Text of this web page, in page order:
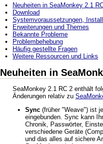
Neuheiten in SeaMonkey 2.1
Download
Systemvoraussetzungen,
Erweiterungen und Themes
Bekannte Probleme
Problembehebung
Häufig gestellte Fragen
Weitere Ressourcen und Links
Neuheiten in
SeaMonkey 2.1 RC 2 enthält
Änderungen relativ zu
Sync (früher "Weave") ist
eingebunden. Sync kann
Chronik, Passwörter,
verschiedene Geräte
und das alles auf sichere